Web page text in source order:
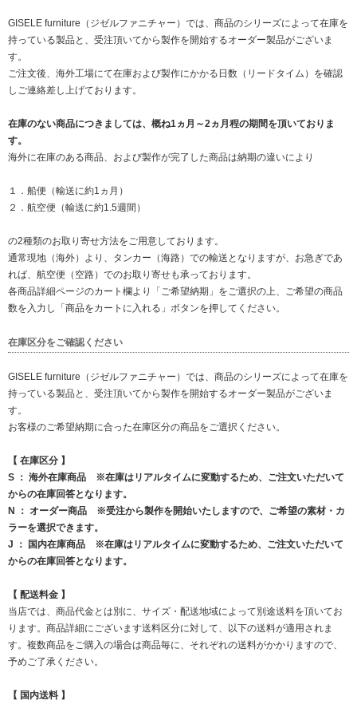
GISELE furniture（ジゼルファニチャー）では、商品のシリーズによって在庫を
持っている製品と、受注頂いてから製作を開始するオーダー製品がございま
す。
ご注文後、海外工場にて在庫および製作にかかる日数（リードタイム）を確認
しご連絡差し上げております。
在庫のない商品につきましては、概ね1ヵ月～2ヵ月程の期間を頂いておりま
す。
海外に在庫のある商品、および製作が完了した商品は納期の違いにより
１．船便（輸送に約1ヵ月）
２．航空便（輸送に約1.5週間）
の2種類のお取り寄せ方法をご用意しております。
通常現地（海外）より、タンカー（海路）での輸送となりますが、お急ぎであ
れば、航空便（空路）でのお取り寄せも承っております。
各商品詳細ページのカート欄より「ご希望納期」をご選択の上、ご希望の商品
数を入力し「商品をカートに入れる」ボタンを押してください。
在庫区分をご確認ください
GISELE furniture（ジゼルファニチャー）では、商品のシリーズによって在庫を
持っている製品と、受注頂いてから製作を開始するオーダー製品がございま
す。
お客様のご希望納期に合った在庫区分の商品をご選択ください。
【 在庫区分 】
S ： 海外在庫商品 ※在庫はリアルタイムに変動するため、ご注文いただいて
からの在庫回答となります。
N ： オーダー商品 ※受注から製作を開始いたしますので、ご希望の素材・カ
ラーを選択できます。
J ： 国内在庫商品 ※在庫はリアルタイムに変動するため、ご注文いただいて
からの在庫回答となります。
【 配送料金 】
当店では、商品代金とは別に、サイズ・配送地域によって別途送料を頂いてお
ります。商品詳細にございます送料区分に対して、以下の送料が適用されま
す。複数商品をご購入の場合は商品毎に、それぞれの送料がかかりますので、
予めご了承ください。
【 国内送料 】